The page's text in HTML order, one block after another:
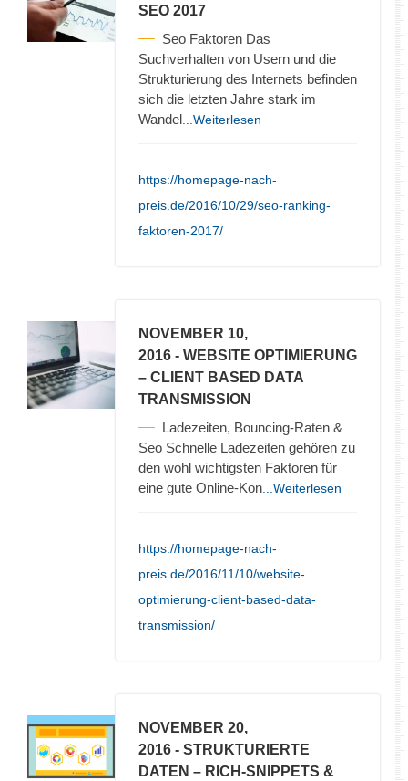
SEO 2017
Seo Faktoren Das
Suchverhalten von Usern und die
Strukturierung des Internets befinden
sich die letzten Jahre stark im
Wandel ...Weiterlesen
https://homepage-nach-
preis.de/2016/10/29/seo-ranking-
faktoren-2017/
NOVEMBER 10,
2016 - WEBSITE OPTIMIERUNG
– CLIENT BASED DATA
TRANSMISSION
Ladezeiten, Bouncing-Raten &
Seo Schnelle Ladezeiten gehören zu
den wohl wichtigsten Faktoren für
eine gute Online-Kon ...Weiterlesen
https://homepage-nach-
preis.de/2016/11/10/website-
optimierung-client-based-data-
transmission/
NOVEMBER 20,
2016 - STRUKTURIERTE
DATEN – RICH-SNIPPETS &